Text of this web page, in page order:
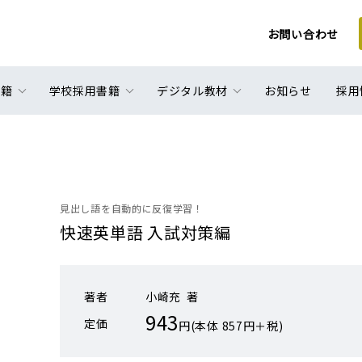
お問い合わせ
学校採用書籍 デジタル教材 お知らせ 採
見出し語を自動的に反復学習！
快速英単語 入試対策編
著者
小崎充 著
定価
943円(本体 857円＋税)